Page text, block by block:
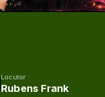
Locutor
Rubens Frank